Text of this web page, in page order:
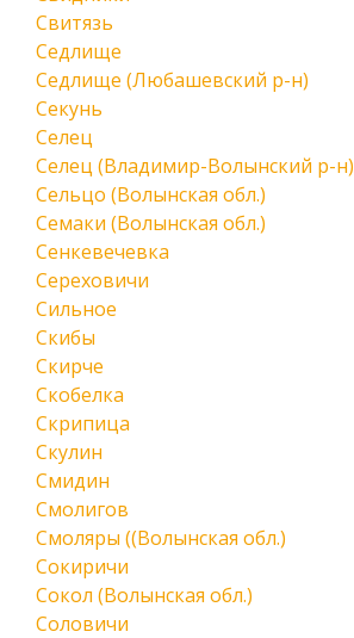
Свитязь
Седлище
Седлище (Любашевский р-н)
Секунь
Селец
Селец (Владимир-Волынский р-н)
Сельцо (Волынская обл.)
Семаки (Волынская обл.)
Сенкевечевка
Сереховичи
Сильное
Скибы
Скирче
Скобелка
Скрипица
Скулин
Смидин
Смолигов
Смоляры ((Волынская обл.)
Сокиричи
Сокол (Волынская обл.)
Соловичи